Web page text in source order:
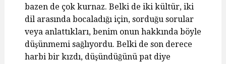
bazen de çok kurnaz. Belki de iki kültür, iki
dil arasında bocaladığı için, sorduğu sorular
veya anlattıkları, benim onun hakkında böyle
düşünmemi sağlıyordu. Belki de son derece
harbi bir kızdı, düşündüğünü pat diye